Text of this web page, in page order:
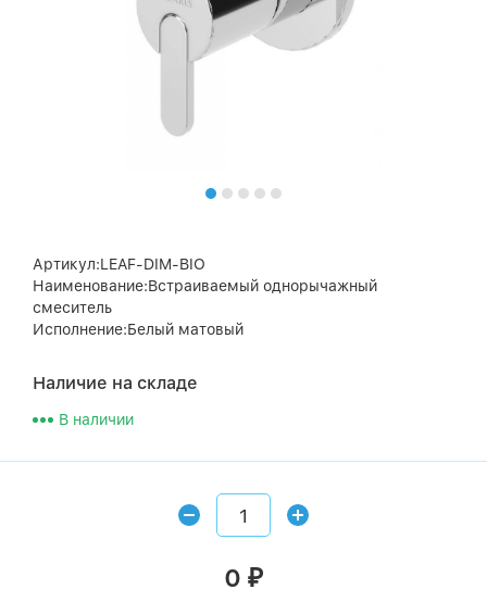
Артикул:LEAF-DIM-BIO
Наименование:Встраиваемый однорычажный
смеситель
Исполнение:Белый матовый
Наличие на складе
В наличии
0 ₽